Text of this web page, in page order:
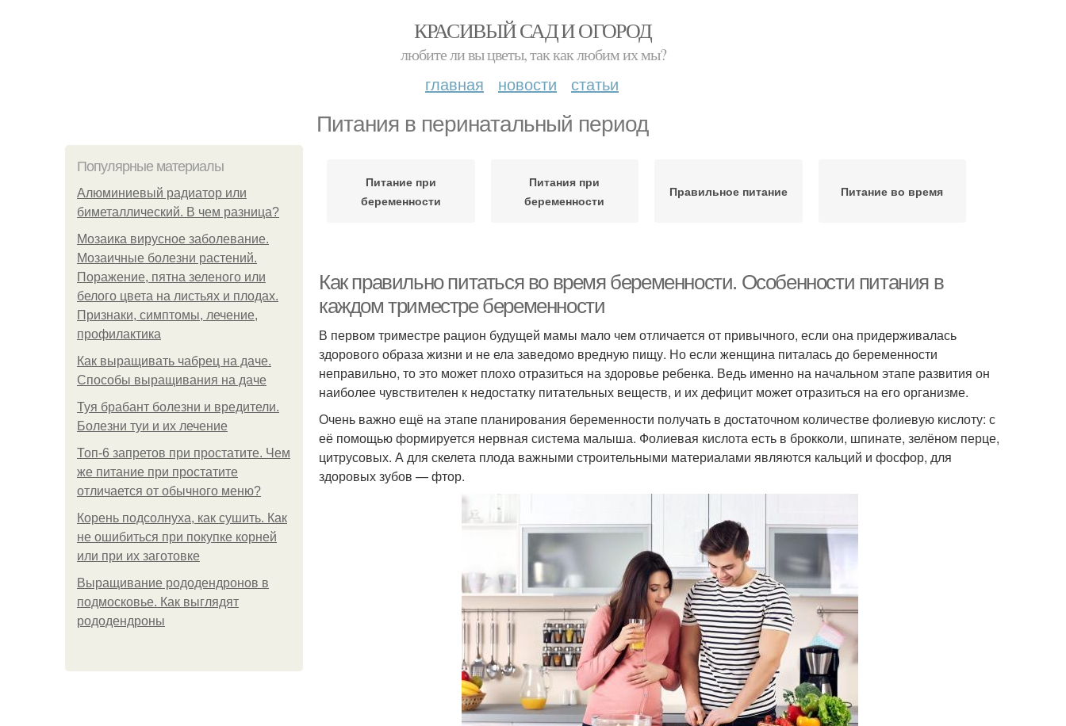
КРАСИВЫЙ САД И ОГОРОД
любите ли вы цветы, так как любим их мы?
главная новости статьи
Питания в перинатальный период
Популярные материалы
Алюминиевый радиатор или
биметаллический. В чем разница?
Мозаика вирусное заболевание.
Мозаичные болезни растений.
Поражение, пятна зеленого или
белого цвета на листьях и плодах.
Признаки, симптомы, лечение,
профилактика
Как выращивать чабрец на даче.
Способы выращивания на даче
Туя брабант болезни и вредители.
Болезни туи и их лечение
Топ-6 запретов при простатите. Чем
же питание при простатите
отличается от обычного меню?
Корень подсолнуха, как сушить. Как
не ошибиться при покупке корней
или при их заготовке
Выращивание рододендронов в
подмосковье. Как выглядят
рододендроны
Питание при
беременности
Питания при
беременности
Правильное питание Питание во время
Как правильно питаться во время беременности. Особенности питания в
каждом триместре беременности
В первом триместре рацион будущей мамы мало чем отличается от привычного, если она придерживалась
здорового образа жизни и не ела заведомо вредную пищу. Но если женщина питалась до беременности
неправильно, то это может плохо отразиться на здоровье ребенка. Ведь именно на начальном этапе развития он
наиболее чувствителен к недостатку питательных веществ, и их дефицит может отразиться на его организме.
Очень важно ещё на этапе планирования беременности получать в достаточном количестве фолиевую кислоту: с
её помощью формируется нервная система малыша. Фолиевая кислота есть в брокколи, шпинате, зелёном перце,
цитрусовых. А для скелета плода важными строительными материалами являются кальций и фосфор, для
здоровых зубов — фтор.